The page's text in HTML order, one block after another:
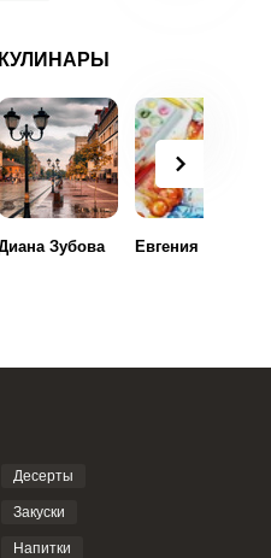
Зубова Евгения
Десерты
Закуски
Напитки
сетей: